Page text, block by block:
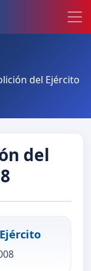
del Ejército
del